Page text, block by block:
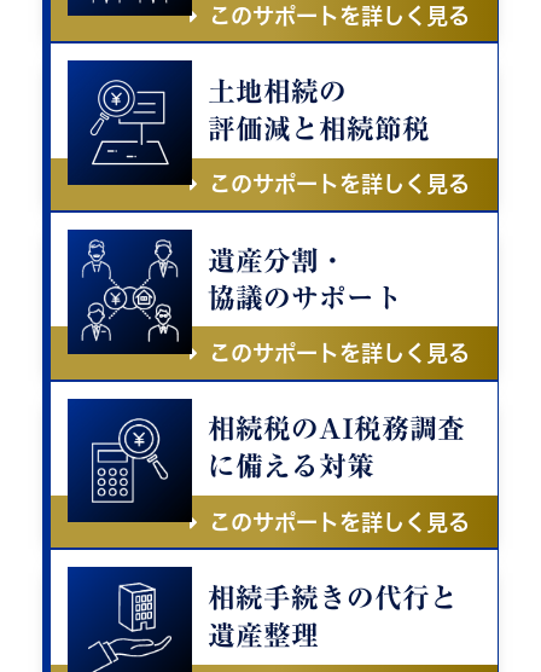
このサポートを詳しく見る
土地相続の
評価減と相続節税
このサポートを詳しく見る
遺産分割・
協議のサポート
このサポートを詳しく見る
相続税のAI税務調査
に備える対策
このサポートを詳しく見る
相続手続きの代行と
遺産整理